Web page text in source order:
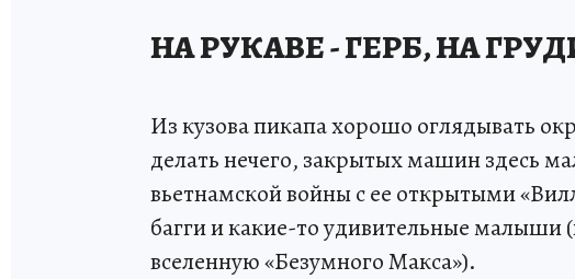
НА РУКАВЕ - ГЕРБ, НА
Из кузова пикапа хорошо оглядывать
делать нечего, закрытых машин здесь
вьетнамской войны с ее открытыми
багги и какие-то удивительные малыши
вселенную «Безумного Макса»).